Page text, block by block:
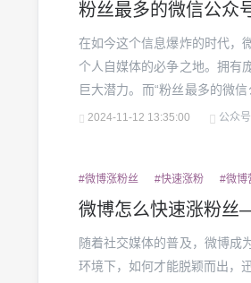
粉丝最多的微信公
在如今这个信息爆炸的时代，
个人自媒体的必争之地。拥有
巨大潜力。而“粉丝最多的微
粉丝的公众号是如何成功的
2024-11-12 13:35:00 公众
#微博涨粉丝 #快速涨粉 #微博
微博怎么快速涨粉
随着社交媒体的普及，微博成
环境下，如何才能脱颖而出，